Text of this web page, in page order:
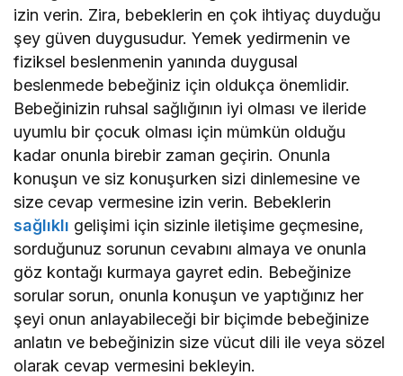
izin verin. Zira, bebeklerin en çok ihtiyaç duyduğu
şey güven duygusudur. Yemek yedirmenin ve
fiziksel beslenmenin yanında duygusal
beslenmede bebeğiniz için oldukça önemlidir.
Bebeğinizin ruhsal sağlığının iyi olması ve ileride
uyumlu bir çocuk olması için mümkün olduğu
kadar onunla birebir zaman geçirin. Onunla
konuşun ve siz konuşurken sizi dinlemesine ve
size cevap vermesine izin verin. Bebeklerin
sağlıklı gelişimi için sizinle iletişime geçmesine,
sorduğunuz sorunun cevabını almaya ve onunla
göz kontağı kurmaya gayret edin. Bebeğinize
sorular sorun, onunla konuşun ve yaptığınız her
şeyi onun anlayabileceği bir biçimde bebeğinize
anlatın ve bebeğinizin size vücut dili ile veya sözel
olarak cevap vermesini bekleyin.